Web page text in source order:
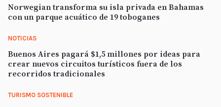
Norwegian transforma su isla privada en Bahamas
con un parque acuático de 19 toboganes
NOTICIAS
Buenos Aires pagará $1,5 millones por ideas para
crear nuevos circuitos turísticos fuera de los
recorridos tradicionales
TURISMO SOSTENIBLE